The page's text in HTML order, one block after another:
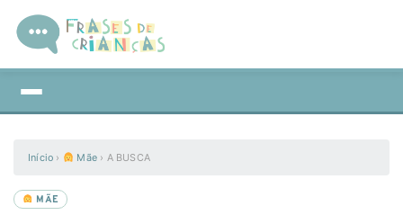
Início › Mãe › A BUSCA
MÃE